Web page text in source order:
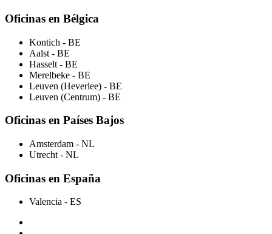
Oficinas en Bélgica
Kontich - BE
Aalst - BE
Hasselt - BE
Merelbeke - BE
Leuven (Heverlee) - BE
Leuven (Centrum) - BE
Oficinas en Países Bajos
Amsterdam - NL
Utrecht - NL
Oficinas en España
Valencia - ES